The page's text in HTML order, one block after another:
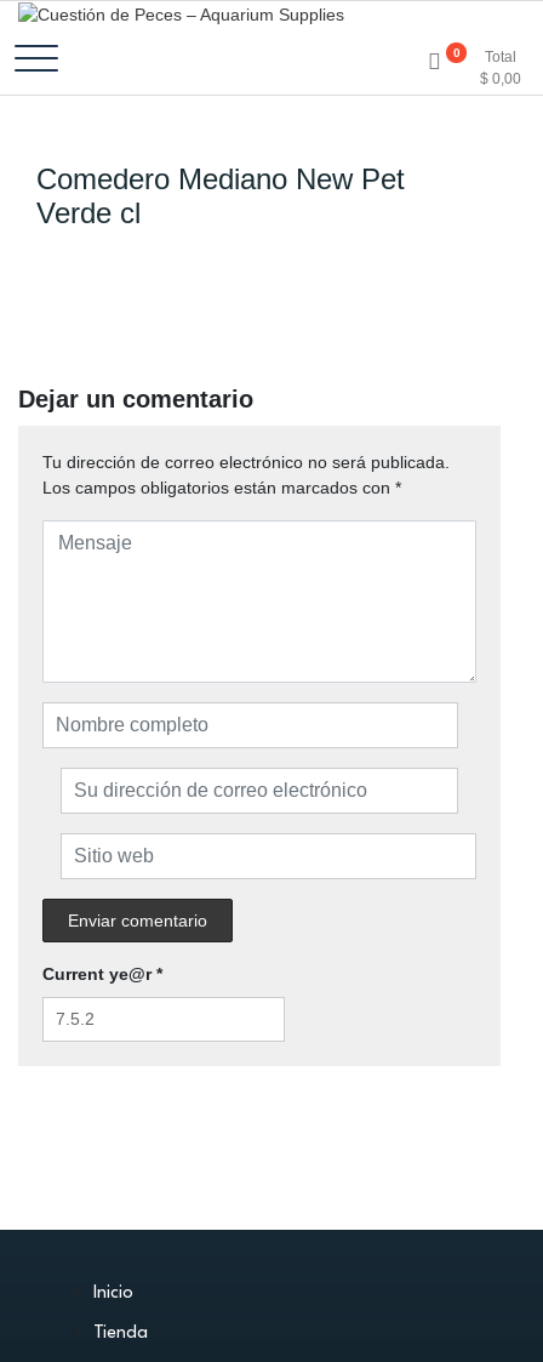
Cuestión de Peces –
Aquarium Supplies
0
Total
$ 0,00
Comedero Mediano New Pet
Verde cl
Dejar un comentario
Tu dirección de correo electrónico no será publicada.
Los campos obligatorios están marcados con *
Current ye@r*
Inicio
Tienda